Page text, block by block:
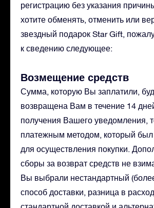
регистрацию без указания
хотите обменять, отменить или
звездный подарок Star Gift,
к сведению следующее:
Возмещение средств
Сумма, которую Вы заплатили,
возвращена Вам в течение 14
получения Вашего уведомления,
платежным методом, который был
для осуществления покупки.
сборы за возврат средств не
Вы выбрали нестандартный
способ доставки, разница в